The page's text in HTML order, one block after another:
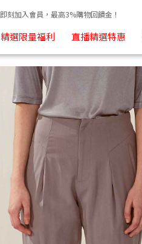
即刻加入會員，最高3%購物回饋金！
精選限量福利 直播精選特惠